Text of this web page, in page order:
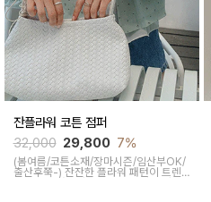
잔플라워 코튼 점퍼
32,000 29,800 7%
(봄여름/코튼소재/장마시즌/임산부OK/
출산후쭉-) 잔잔한 플라워 패턴이 트렌